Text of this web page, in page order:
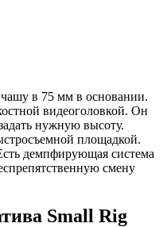
в 75 мм в основании.
видеоголовкой. Он
нужную высоту.
площадкой.
демпфирующая система
смену
Small Rig